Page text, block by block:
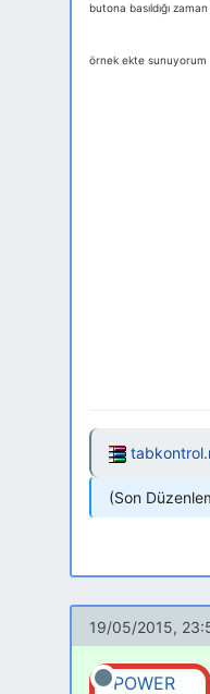
butona basıldığı
örnek ekte sunuyorum
Son
19/05/2015,